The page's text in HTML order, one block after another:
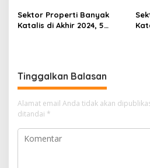
Keuangan
Sektor Properti Banyak
Katalis di Akhir 2024, 5
Tinggalkan Balasan
Alamat email Anda tidak akan
ditandai *